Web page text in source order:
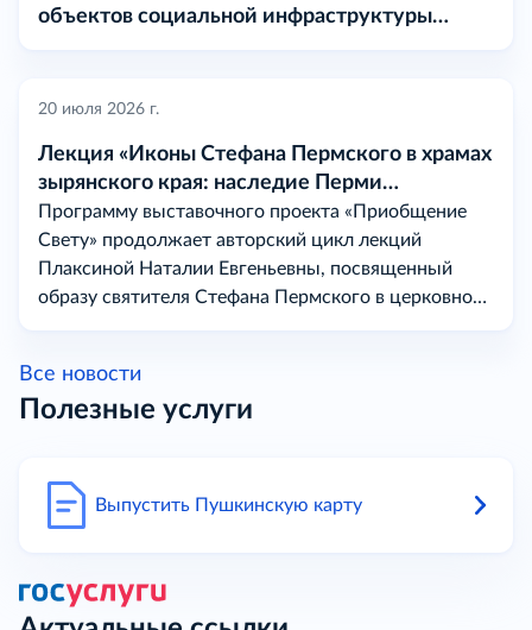
объектов социальной инфраструктуры
20 июля 2026 г.
Лекция «Иконы Стефана Пермского в храмах
зырянского края: наследие Перми
Вычегодской
Программу выставочного проекта «Приобщение
Свету» продолжает авторский цикл лекций
Плаксиной Наталии Евгеньевны, посвященный
образу святителя Стефана Пермского в церковном
Все новости
Полезные услуги
Выпустить Пушкинскую карту